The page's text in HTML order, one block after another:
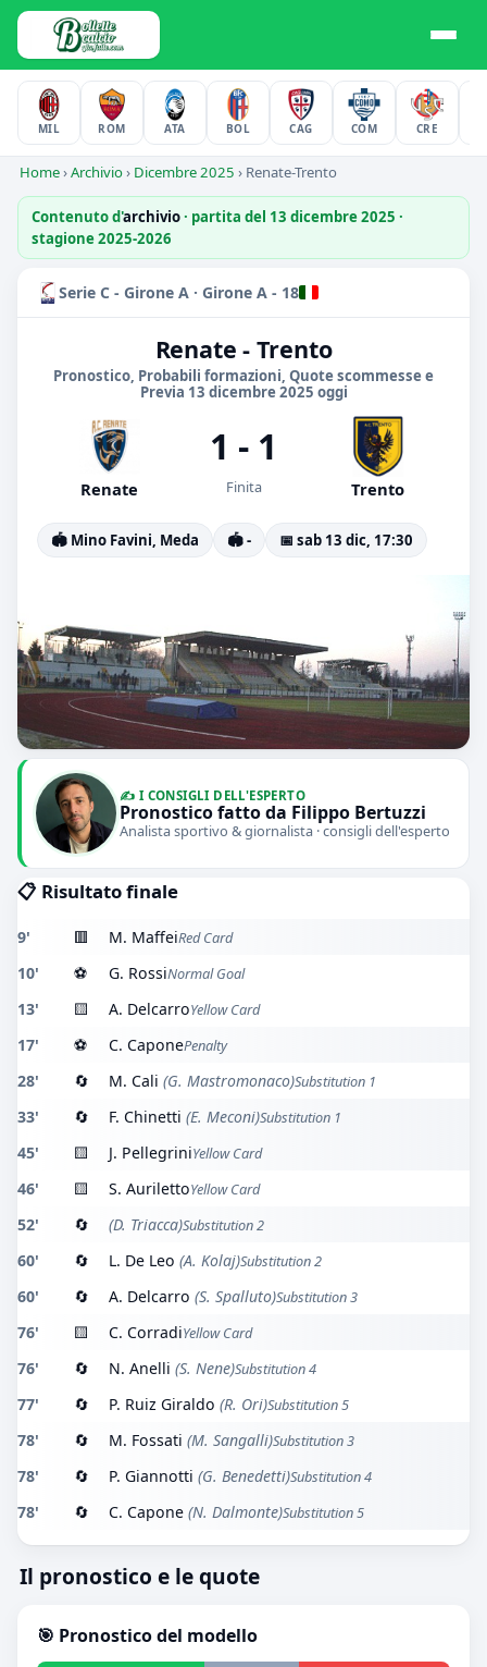
MIL ROM ATA BOL CAG COM CRE
Home›Archivio› Dicembre 2025 › Renate-Trento
Contenuto d'archivio· partita del 13 dicembre 2025 ·
stagione 2025-2026
Serie C - Girone A · Girone A - 18
Renate - Trento
Pronostico, Probabili formazioni, Quote scommesse e
Previa 13 dicembre 2025 oggi
Renate
1 - 1
Finita Trento
🏟️ Mino Favini, Meda 🏟️ - 📅 sab 13 dic, 17:30
✍️ I CONSIGLI DELL'ESPERTO
Pronostico fatto da Filippo Bertuzzi
Analista sportivo & giornalista · consigli dell'esperto
📋 Risultato finale
9' 🟥 M. MaffeiRed Card
10' ⚽ G. RossiNormal Goal
13' 🟨 A. DelcarroYellow Card
17' ⚽ C. CaponePenalty
28' 🔄 M. Cali (G. Mastromonaco)Substitution 1
33' 🔄 F. Chinetti (E. Meconi)Substitution 1
45' 🟨 J. PellegriniYellow Card
46' 🟨 S. AurilettoYellow Card
52' 🔄 (D. Triacca)Substitution 2
60' 🔄 L. De Leo (A. Kolaj)Substitution 2
60' 🔄 A. Delcarro (S. Spalluto)Substitution 3
76' 🟨 C. CorradiYellow Card
76' 🔄 N. Anelli (S. Nene)Substitution 4
77' 🔄 P. Ruiz Giraldo (R. Ori)Substitution 5
78' 🔄 M. Fossati (M. Sangalli)Substitution 3
78' 🔄 P. Giannotti (G. Benedetti)Substitution 4
78' 🔄 C. Capone (N. Dalmonte)Substitution 5
Il pronostico e le quote
🎯 Pronostico del modello